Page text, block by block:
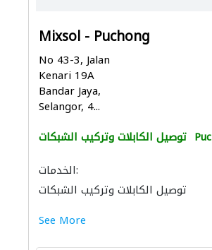
Mixsol - Puchong
No 43-3, Jalan
Kenari 19A
Bandar Jaya,
Selangor, 4...
توصيل الكابلات وتركيب الشبكات
الخدمات:
توصيل الكابلات وتركيب الشبكات
See More